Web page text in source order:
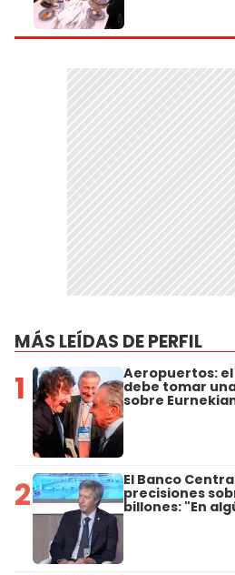
MÁS LEÍDAS DE PERFIL
1 Aeropuertos:
debe tomar
sobre
2 El Banco
precisiones
billones: "En